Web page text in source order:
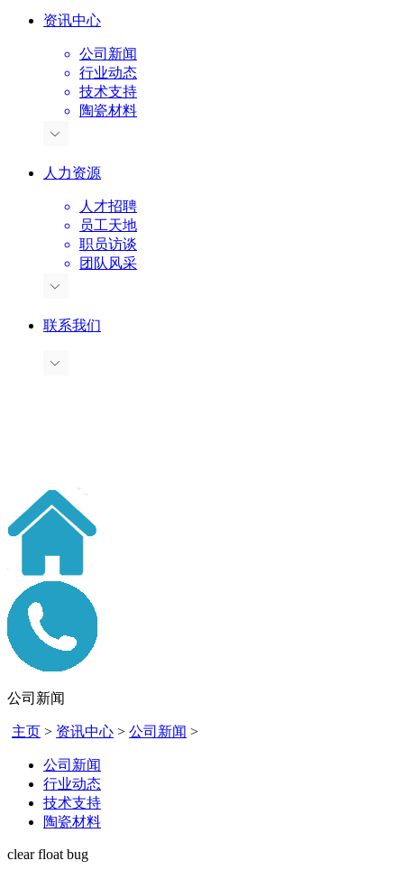
资讯中心
公司新闻
行业动态
技术支持
陶瓷材料
人力资源
人才招聘
员工天地
职员访谈
团队风采
联系我们
公司新闻
主页 > 资讯中心 > 公司新闻 >
公司新闻
行业动态
技术支持
陶瓷材料
clear float bug